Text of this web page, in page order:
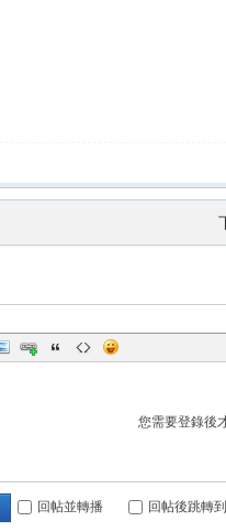
您需要登錄後
回帖並轉播 回帖後跳轉